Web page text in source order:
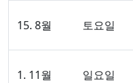
15. 8월 토요일
1. 11월 일요일